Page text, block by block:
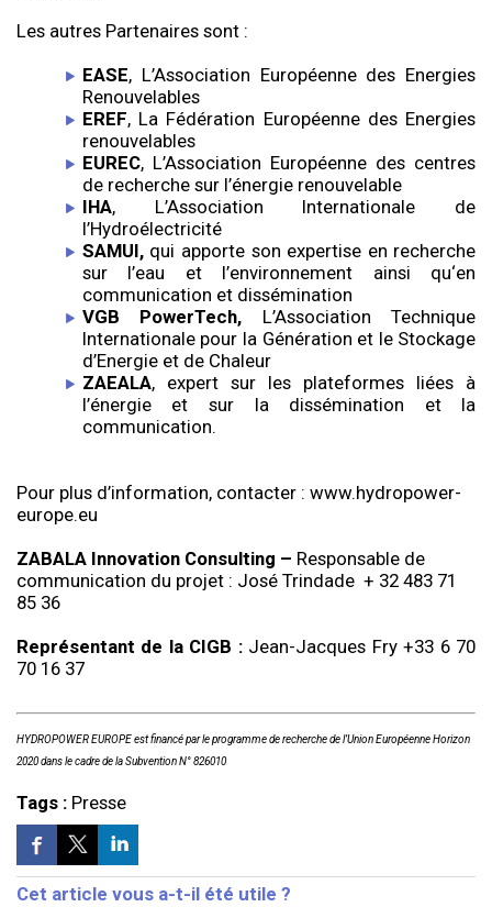
Les autres Partenaires sont :
EASE, L’Association Européenne des Energies
Renouvelables
EREF, La Fédération Européenne des Energies
renouvelables
EUREC, L’Association Européenne des centres
de recherche sur l’énergie renouvelable
IHA, L’Association Internationale de
l’Hydroélectricité
SAMUI, qui apporte son expertise en recherche
sur l’eau et l’environnement ainsi qu‘en
communication et dissémination
VGB PowerTech, L’Association Technique
Internationale pour la Génération et le Stockage
d’Energie et de Chaleur
ZAEALA, expert sur les plateformes liées à
l’énergie et sur la dissémination et la
communication.
Pour plus d’information, contacter : www.hydropower-
europe.eu
ZABALA Innovation Consulting – Responsable de
communication du projet : José Trindade + 32 483 71
85 36
Représentant de la CIGB :Jean-Jacques Fry +33 6 70
70 16 37
HYDROPOWER EUROPE est financé par le programme de recherche de l’Union Européenne Horizon
2020 dans le cadre de la Subvention N° 826010
Tags : Presse
Cet article vous a-t-il été utile ?